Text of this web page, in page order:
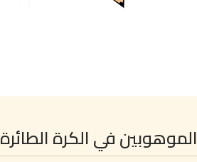
الموهوبين في الكرة الطائرة